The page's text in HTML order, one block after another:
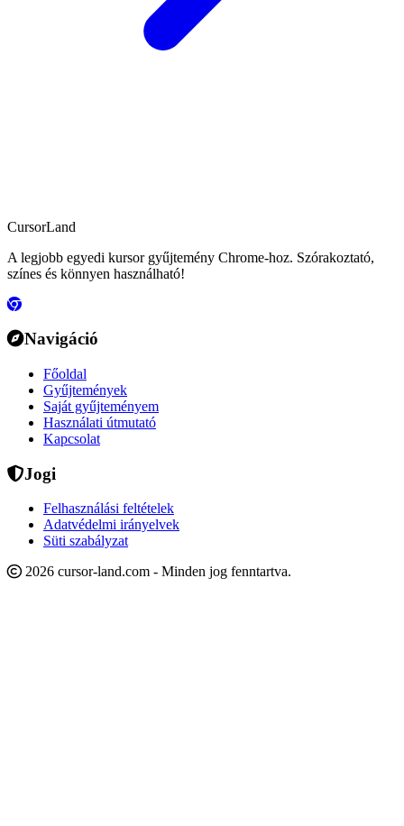
CursorLand
A legjobb egyedi kursor gyűjtemény Chrome-hoz. Szórakoztató,
színes és könnyen használható!
Navigáció
Főoldal
Gyűjtemények
Saját gyűjteményem
Használati útmutató
Kapcsolat
Jogi
Felhasználási feltételek
Adatvédelmi irányelvek
Süti szabályzat
2026 cursor-land.com - Minden jog fenntartva.